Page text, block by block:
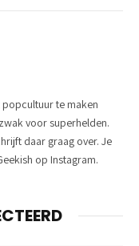
popcultuur te maken
voor superhelden.
daar graag over. Je
op Instagram.